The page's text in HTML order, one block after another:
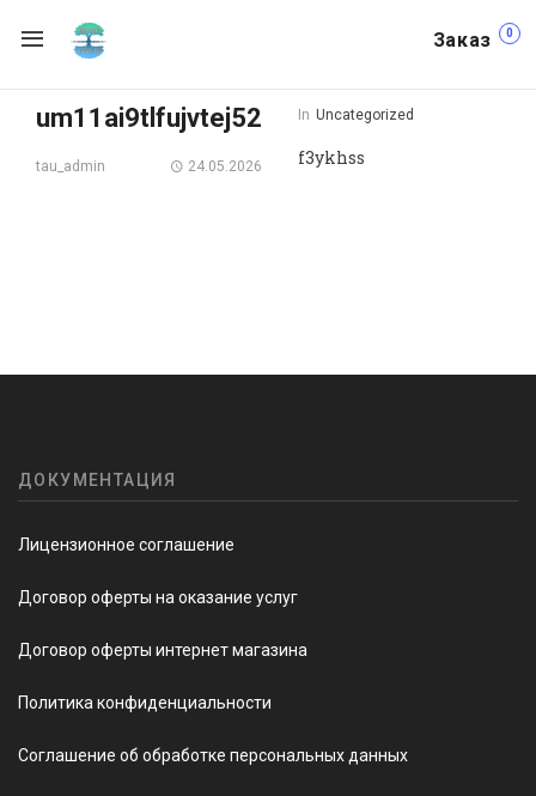
Заказ 0
um11ai9tlfujvtej52
tau_admin 24.05.2026
In Uncategorized
f3ykhss
ДОКУМЕНТАЦИЯ
Лицензионное соглашение
Договор оферты на оказание услуг
Договор оферты интернет магазина
Политика конфиденциальности
Соглашение об обработке персональных данных